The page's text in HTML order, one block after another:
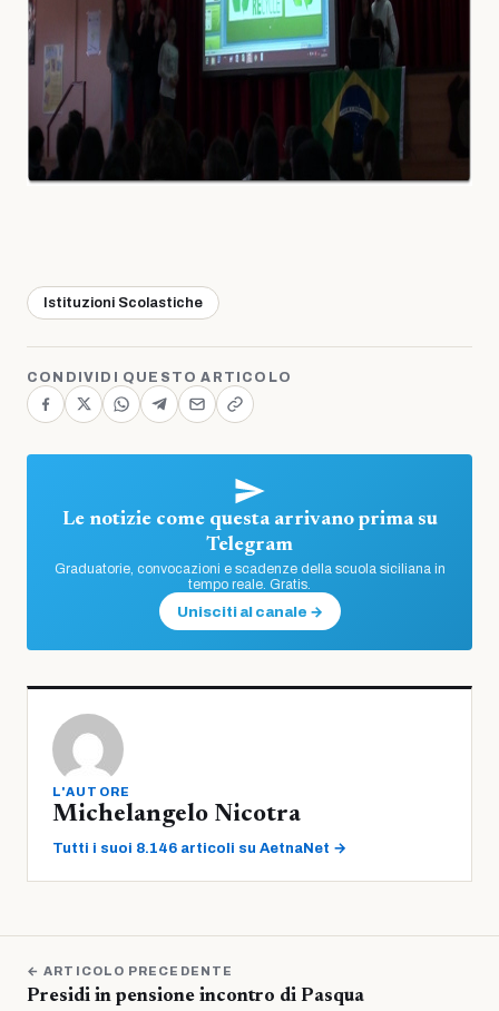
Istituzioni Scolastiche
CONDIVIDI QUESTO ARTICOLO
Le notizie come questa arrivano prima su
Telegram
Graduatorie, convocazioni e scadenze della scuola siciliana in
tempo reale. Gratis.
Unisciti al canale →
L'AUTORE
Michelangelo Nicotra
Tutti i suoi 8.146 articoli su AetnaNet →
← ARTICOLO PRECEDENTE
Presidi in pensione incontro di Pasqua